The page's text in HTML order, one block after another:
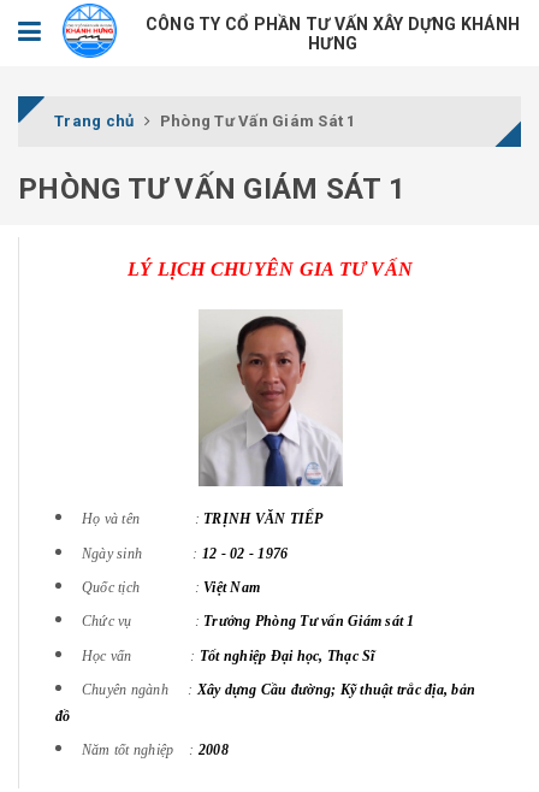
CÔNG TY CỔ PHẦN TƯ VẤN XÂY DỰNG KHÁNH
HƯNG
Trang chủ Phòng Tư Vấn Giám Sát 1
PHÒNG TƯ VẤN GIÁM SÁT 1
LÝ LỊCH CHUYÊN GIA TƯ VẤN
Họ và tên : TRỊNH VĂN TIẾP
Ngày sinh : 12 - 02 - 1976
Quốc tịch : Việt Nam
Chức vụ : Trưởng Phòng Tư vấn Giám sát 1
Học vấn : Tốt nghiệp Đại học, Thạc Sĩ
Chuyên ngành :Xây dựng Cầu đường; Kỹ thuật trắc địa, bản
đồ
Năm tốt nghiệp : 2008